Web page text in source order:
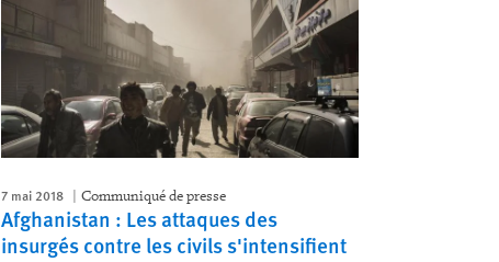
7 mai 2018 Communiqué de presse
Afghanistan : Les attaques des
insurgés contre les civils s'intensifient